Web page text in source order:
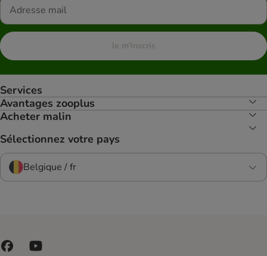
Je m'inscris
Services
Avantages zooplus
Acheter malin
Sélectionnez votre pays
Belgique / fr